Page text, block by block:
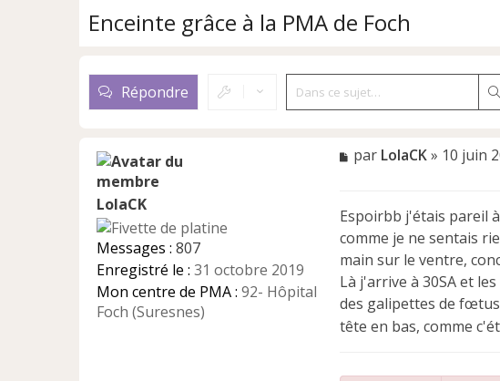
Enceinte grâce à la PMA de Foch
Répondre
LolaCK
Messages : 807
Enregistré le : 31 octobre 2019
Mon centre de PMA : 92- Hôpital
Foch (Suresnes)
M
a
g
e
n
o
n
l
par LolaCK» 10 juin
Espoirbb j'étais pareil
comme je ne sentais
main sur le ventre,
Là j'arrive à 30SA et
des galipettes de
tête en bas, comme